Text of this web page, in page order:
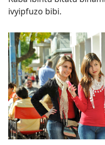
ivyipfuzo bibi.